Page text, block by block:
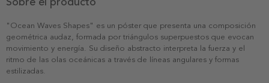
"Ocean Waves Shapes" es un póster que presenta una composición
geométrica audaz, formada por triángulos superpuestos que evocan
movimiento y energía. Su diseño abstracto interpreta la fuerza y el
ritmo de las olas oceánicas a través de líneas angulares y formas
estilizadas.